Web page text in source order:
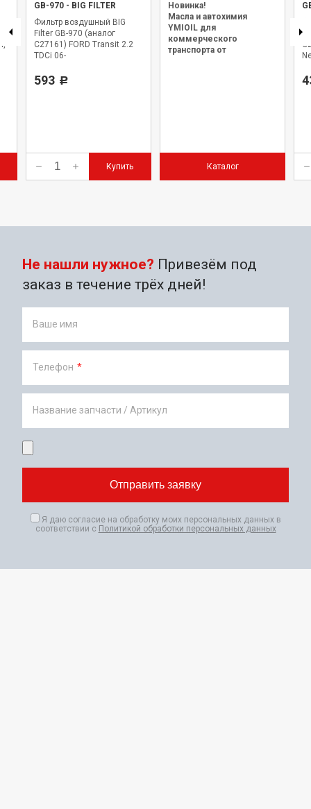
GB-970 - BIG FILTER
Фильтр воздушный BIG
Filter GB-970 (аналог
C27161) FORD Transit 2.2
TDCi 06-
593 Р
Купить
Новинка!
Масла и автохимия
YMIOIL для
коммерческого
транспорта от
Каталог
Не нашли нужное? Привезём под
заказ в течение трёх дней!
Ваше имя
Телефон *
Название запчасти / Артикул
Я даю согласие на обработку моих персональных данных в
соответствии с Политикой обработки персональных данных